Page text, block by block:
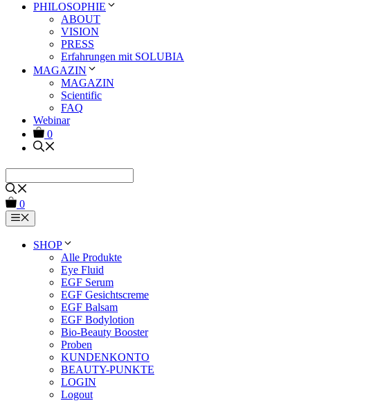
PHILOSOPHIE
ABOUT
VISION
PRESS
Erfahrungen mit SOLUBIA
MAGAZIN
MAGAZIN
Scientific
FAQ
Webinar
0
0
Menü
SHOP
Alle Produkte
Eye Fluid
EGF Serum
EGF Gesichtscreme
EGF Balsam
EGF Bodylotion
Bio-Beauty Booster
Proben
KUNDENKONTO
BEAUTY-PUNKTE
LOGIN
Logout